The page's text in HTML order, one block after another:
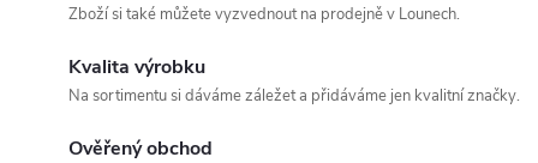
Zboží si také můžete vyzvednout na prodejně v Lounech.
Kvalita výrobku
Na sortimentu si dáváme záležet a přidáváme jen kvalitní značky.
Ověřený obchod